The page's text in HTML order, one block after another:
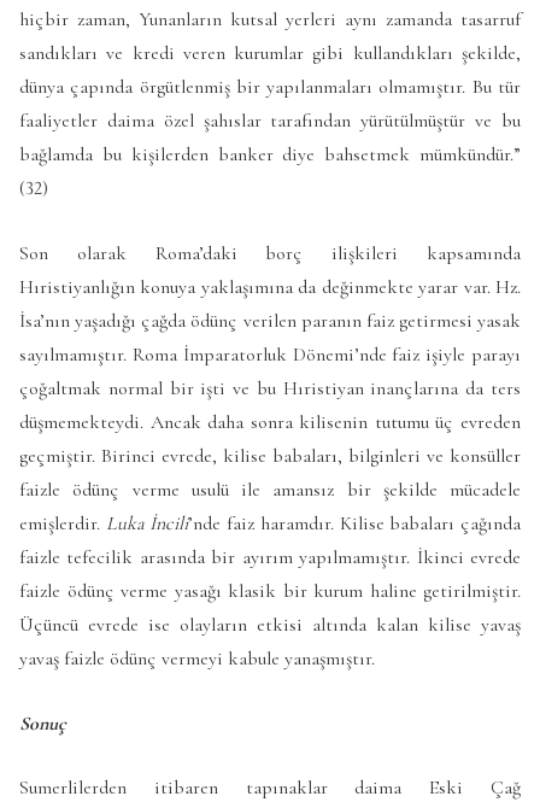
hiçbir zaman, Yunanların kutsal yerleri aynı zamanda tasarruf
sandıkları ve kredi veren kurumlar gibi kullandıkları şekilde,
dünya çapında örgütlenmiş bir yapılanmaları olmamıştır. Bu tür
faaliyetler daima özel şahıslar tarafından yürütülmüştür ve bu
bağlamda bu kişilerden banker diye bahsetmek mümkündür.”
(32)
Son olarak Roma’daki borç ilişkileri kapsamında
Hıristiyanlığın konuya yaklaşımına da değinmekte yarar var. Hz.
İsa’nın yaşadığı çağda ödünç verilen paranın faiz getirmesi yasak
sayılmamıştır. Roma İmparatorluk Dönemi’nde faiz işiyle parayı
çoğaltmak normal bir işti ve bu Hıristiyan inançlarına da ters
düşmemekteydi. Ancak daha sonra kilisenin tutumu üç evreden
geçmiştir. Birinci evrede, kilise babaları, bilginleri ve konsüller
faizle ödünç verme usulü ile amansız bir şekilde mücadele
emişlerdir. Luka İncili’nde faiz haramdır. Kilise babaları çağında
faizle tefecilik arasında bir ayırım yapılmamıştır. İkinci evrede
faizle ödünç verme yasağı klasik bir kurum haline getirilmiştir.
Üçüncü evrede ise olayların etkisi altında kalan kilise yavaş
yavaş faizle ödünç vermeyi kabule yanaşmıştır.
Sonuç
Sumerlilerden itibaren tapınaklar daima Eski Çağ